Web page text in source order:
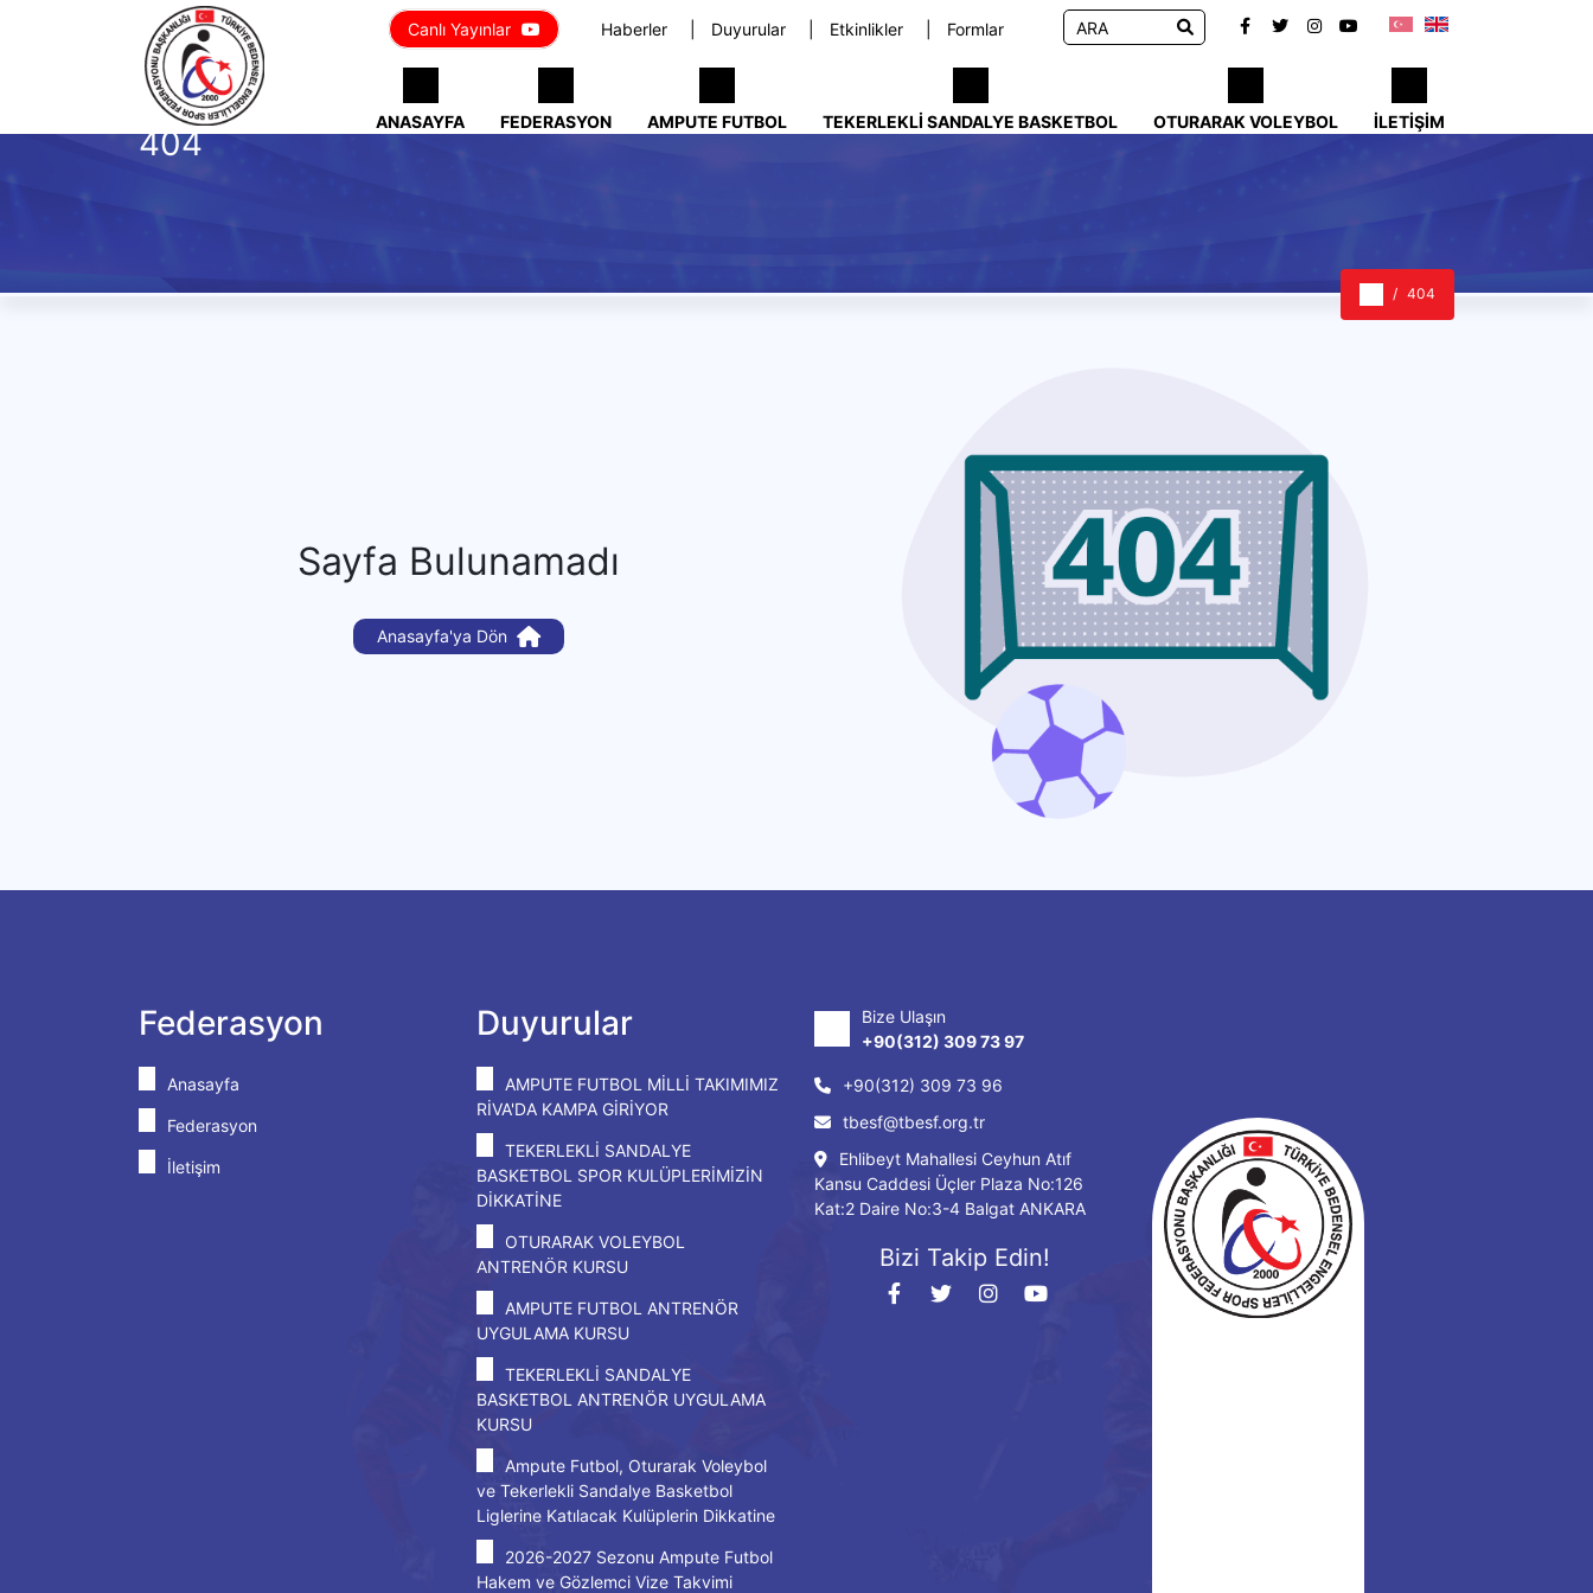
Haberler Duyurular Etkinlikler Formlar
Canlı Yayınlar
ANASAYFA FEDERASYON AMPUTE FUTBOL TEKERLEKLI SANDALYE BASKETBOL OTURARAK VOLEYBOL İLETIŞIM
404
404
Sayfa Bulunamadı
Anasayfa'ya Dön
Federasyon
Anasayfa
Federasyon
İletişim
Duyurular
AMPUTE FUTBOL MİLLİ TAKIMIMIZ
RİVA'DA KAMPA GİRİYOR
TEKERLEKLİ SANDALYE
BASKETBOL SPOR KULÜPLERİMİZİN
DİKKATİNE
OTURARAK VOLEYBOL
ANTRENÖR KURSU
AMPUTE FUTBOL ANTRENÖR
UYGULAMA KURSU
TEKERLEKLİ SANDALYE
BASKETBOL ANTRENÖR UYGULAMA
KURSU
Ampute Futbol, Oturarak Voleybol
ve Tekerlekli Sandalye Basketbol
Liglerine Katılacak Kulüplerin Dikkatine
2026-2027 Sezonu Ampute Futbol
Hakem ve Gözlemci Vize Takvimi
Bize Ulaşın
+90(312) 309 73 97
+90(312) 309 73 96
tbesf@tbesf.org.tr
Ehlibeyt Mahallesi Ceyhun Atıf
Kansu Caddesi Üçler Plaza No:126
Kat:2 Daire No:3-4 Balgat ANKARA
Bizi Takip Edin!